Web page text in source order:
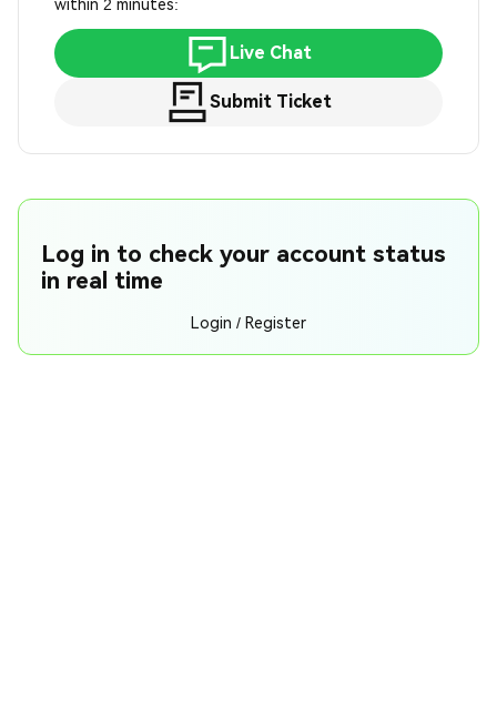
within 2 minutes:
Live Chat
Submit Ticket
Log in to check your account status
in real time
Login / Register